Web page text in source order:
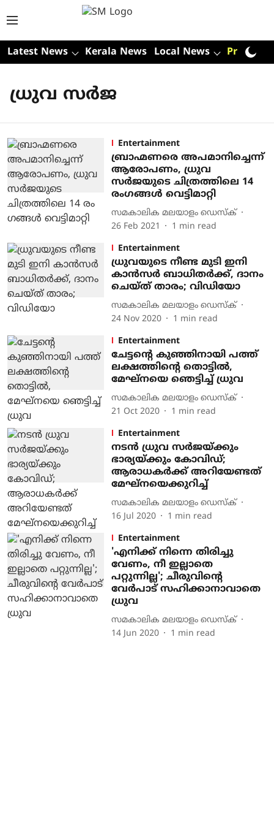
Latest News Kerala News Local News Premium
ധ്രുവ സർജ
Entertainment
ബ്രാഹ്മണരെ അപമാനിച്ചെന്ന്
ആരോപണം, ധ്രുവ
സർജയുടെ ചിത്രത്തിലെ 14
രം​ഗങ്ങൾ വെട്ടിമാറ്റി
സമകാലിക മലയാളം ഡെസ്ക്
26 Feb 2021
1 min read
Entertainment
ധ്രുവയുടെ നീണ്ട മുടി ഇനി
കാൻസർ ബാധിതർക്ക്, ദാനം
ചെയ്ത് താരം; വിഡിയോ
സമകാലിക മലയാളം ഡെസ്ക്
24 Nov 2020
1 min read
Entertainment
ചേട്ടന്റെ കുഞ്ഞിനായി പത്ത്
ലക്ഷത്തിന്റെ തൊട്ടിൽ,
മേഘ്നയെ ഞെട്ടിച്ച് ധ്രുവ
സമകാലിക മലയാളം ഡെസ്ക്
21 Oct 2020
1 min read
Entertainment
നടൻ ധ്രുവ സർജയ്‌ക്കും
ഭാര്യയ്ക്കും കോവിഡ്;
ആരാധകർക്ക് അറിയേണ്ടത്
മേഘ്നയെക്കുറിച്ച്
സമകാലിക മലയാളം ഡെസ്ക്
16 Jul 2020
1 min read
Entertainment
'എനിക്ക് നിന്നെ തിരിച്ചു
വേണം, നീ ഇല്ലാതെ
പറ്റുന്നില്ല'; ചീരുവിന്റെ
വേർപാട് സഹിക്കാനാവാതെ
ധ്രുവ
സമകാലിക മലയാളം ഡെസ്ക്
14 Jun 2020
1 min read